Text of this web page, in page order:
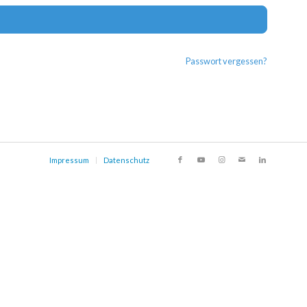
Passwort vergessen?
Impressum Datenschutz